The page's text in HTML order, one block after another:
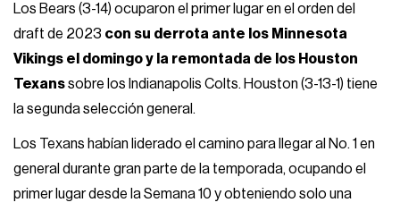
Los Bears (3-14) ocuparon el primer lugar en el orden del
draft de 2023 con su derrota ante los Minnesota
Vikings el domingo y la remontada de los Houston
Texanssobre los Indianapolis Colts. Houston (3-13-1) tiene
la segunda selección general.
Los Texans habían liderado el camino para llegar al No. 1 en
general durante gran parte de la temporada, ocupando el
primer lugar desde la Semana 10 y obteniendo solo una